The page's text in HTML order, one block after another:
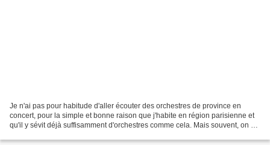
Je n'ai pas pour habitude d'aller écouter des orchestres de province en
concert, pour la simple et bonne raison que j'habite en région parisienne et
qu'il y sévit déjà suffisamment d'orchestres comme cela. Mais souvent, on a